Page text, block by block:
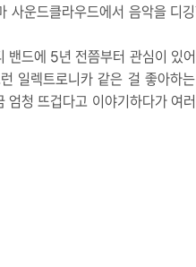
사운드클라우드에서 음악을 디
밴드에 5년 전쯤부터 관심이 있
일렉트로니카 같은 걸 좋아하
엄청 뜨겁다고 이야기하다가 여